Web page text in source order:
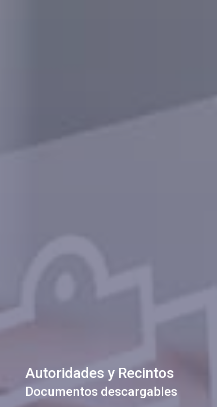
Autoridades y Recintos
Documentos descargables